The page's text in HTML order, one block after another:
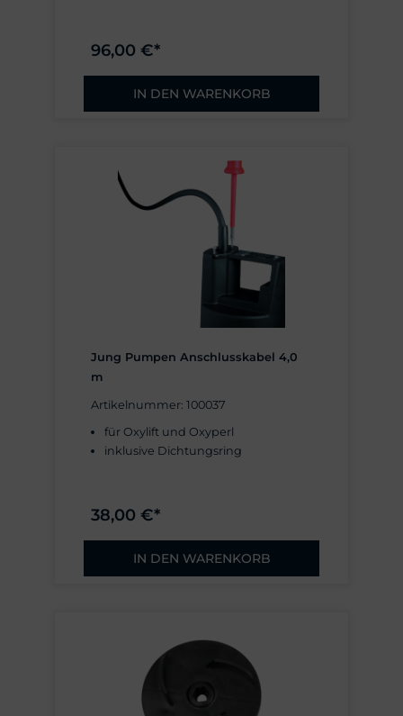
96,00 €*
IN DEN WARENKORB
Jung Pumpen Anschlusskabel 4,0
m
Artikelnummer: 100037
für Oxylift und Oxyperl
inklusive Dichtungsring
38,00 €*
IN DEN WARENKORB